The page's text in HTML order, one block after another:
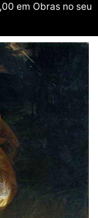
em Obras no seu